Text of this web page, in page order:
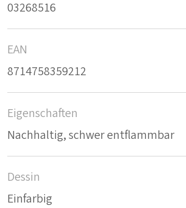
03268516
EAN
8714758359212
Eigenschaften
Nachhaltig, schwer entflammbar
Dessin
Einfarbig